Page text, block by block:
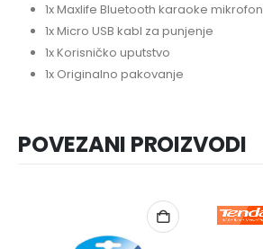
1x Maxlife Bluetooth karaoke mikrofon
1x Micro USB kabl za punjenje
1x Korisničko uputstvo
1x Originalno pakovanje
POVEZANI PROIZVODI